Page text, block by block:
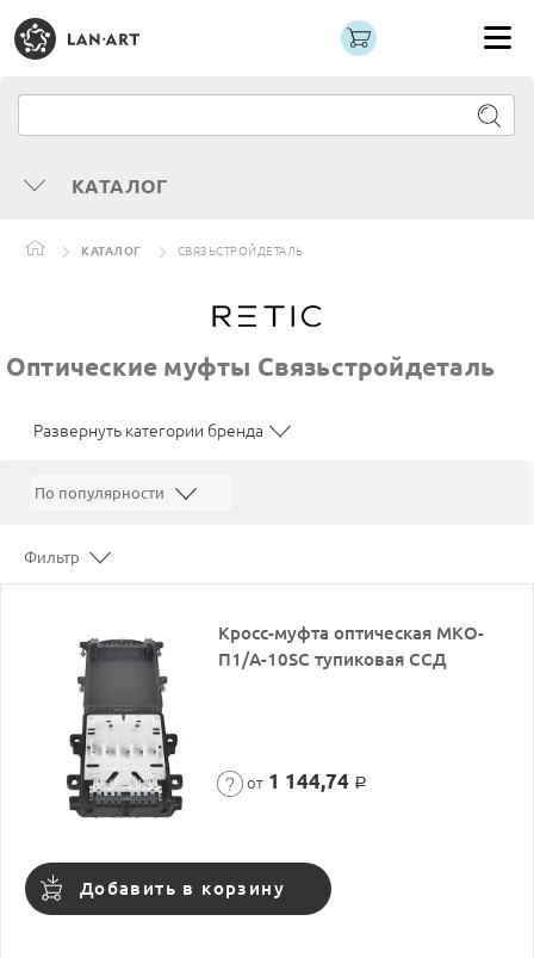
КАТАЛОГ
КАТАЛОГ СВЯЗЬСТРОЙДЕТАЛЬ
Оптические муфты Связьстройдеталь
Развернуть категории бренда
Фильтр
Кросс-муфта оптическая МКО-
П1/A-10SC тупиковая ССД
от 1 144,74 Р
Добавить в корзину